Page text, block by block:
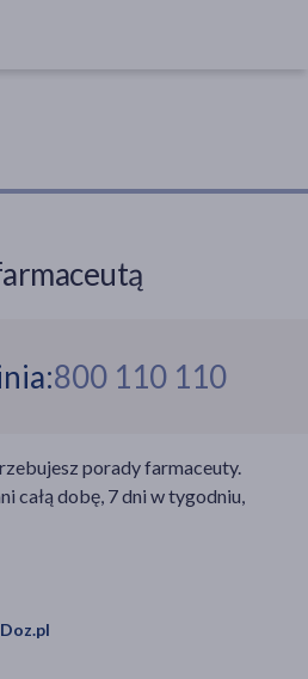
800 110 110
porady farmaceuty.
całą dobę, 7 dni w tygodniu,